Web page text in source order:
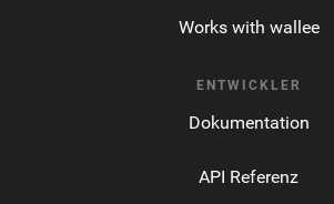
Works with wallee
ENTWICKLER
Dokumentation
API Referenz